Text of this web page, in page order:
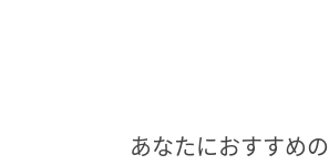
あなたにおすすめ